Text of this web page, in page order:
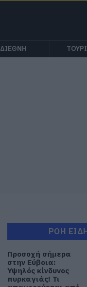
ΔΙΕΘΝΗ
ΡΟΗ
Προσοχή σήμερα
στην Εύβοια:
Υψηλός κίνδυνος
πυρκαγιάς! Τι